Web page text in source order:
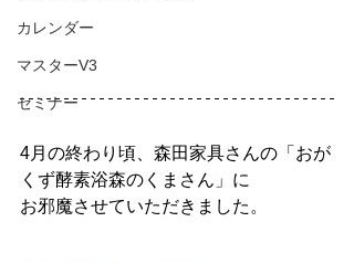
カレンダー
マスターV3
セミナー
4月の終わり頃、森田家具さんの「おが
くず酵素浴森のくまさん」に
お邪魔させていただきました。